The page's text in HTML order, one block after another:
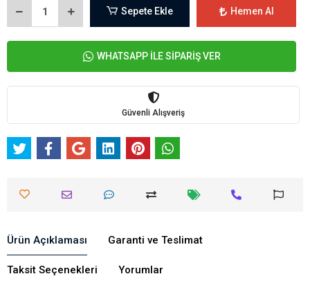
Sepete Ekle Hemen Al
WHATSAPP İLE SİPARİŞ VER
Güvenli Alışveriş
Ürün Açıklaması Garanti ve Teslimat
Taksit Seçenekleri Yorumlar